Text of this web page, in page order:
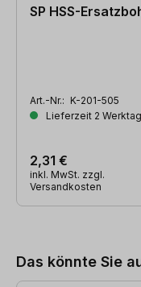
SP HSS-
Art.-Nr.: K-201-505
Lieferzeit 2
2,31 €
inkl. MwSt. zzgl.
Versandkosten
Das könnte Sie